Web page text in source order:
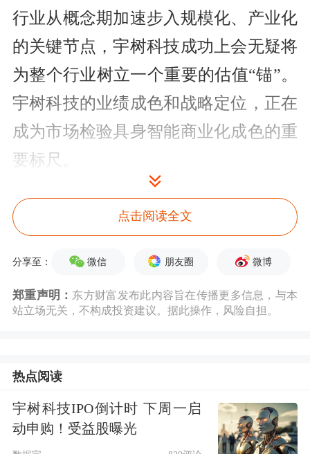
行业从概念期加速步入规模化、产业化
的关键节点，宇树科技成功上会无疑将
为整个行业树立一个重要的估值“锚”。
宇树科技的业绩成色和战略定位，正在
成为市场检验具身智能商业化成色的重
要标尺。
具身智能先行者的“盈利样本”
具身智能行业作为近两年迅速兴起的行
业，业内初创公司都处于“摸着石头过
河”的阶段，增收不增利、普遍烧钱亏
别为1.59亿元、3.92亿元、17.08亿元，
点击阅读全文
分享至： 微信 朋友圈 微博
郑重声明： 东方财富发布此内容旨在传播更多信息，与本
站立场无关，不构成投资建议。据此操作，风险自担。
热点阅读
宇树科技IPO倒计时 下周一启
动申购！受益股曝光